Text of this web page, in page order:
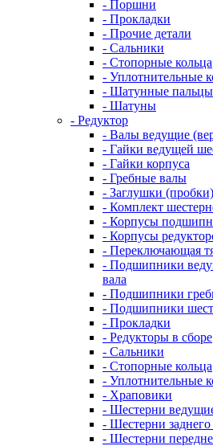
- Поршни
- Прокладки
- Прочие детали
- Сальники
- Стопорные кольца
- Уплотнительные
- Шатунные пальцы
- Шатуны
- Редуктор
- Валы ведущие
- Гайки ведущей
- Гайки корпуса
- Гребные валы
- Заглушки
- Комплект
- Корпусы
- Корпусы
- Переключающая
- Подшипники
вала
- Подшипники
- Подшипники
- Прокладки
- Редукторы в сборе
- Сальники
- Стопорные кольца
- Уплотнительные
- Храповики
- Шестерни
- Шестерни заднего
- Шестерни